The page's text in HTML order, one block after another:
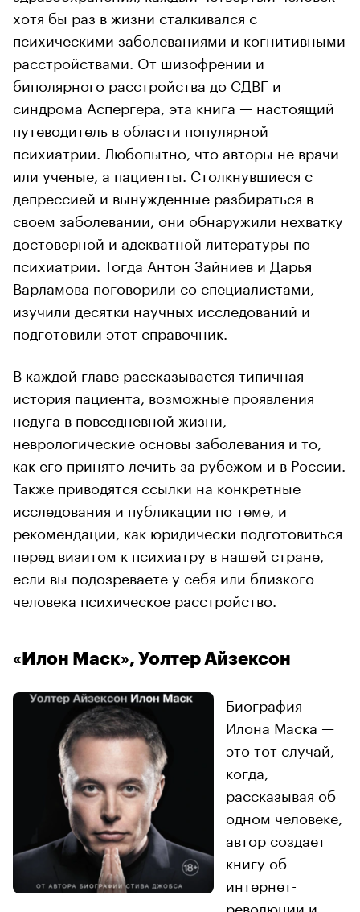
хотя бы раз в жизни сталкивался с
психическими заболеваниями и когнитивными
расстройствами. От шизофрении и
биполярного расстройства до СДВГ и
синдрома Аспергера, эта книга — настоящий
путеводитель в области популярной
психиатрии. Любопытно, что авторы не врачи
или ученые, а пациенты. Столкнувшиеся с
депрессией и вынужденные разбираться в
своем заболевании, они обнаружили нехватку
достоверной и адекватной литературы по
психиатрии. Тогда Антон Зайниев и Дарья
Варламова поговорили со специалистами,
изучили десятки научных исследований и
подготовили этот справочник.
В каждой главе рассказывается типичная
история пациента, возможные проявления
недуга в повседневной жизни,
неврологические основы заболевания и то,
как его принято лечить за рубежом и в России.
Также приводятся ссылки на конкретные
исследования и публикации по теме, и
рекомендации, как юридически подготовиться
перед визитом к психиатру в нашей стране,
если вы подозреваете у себя или близкого
человека психическое расстройство.
«Илон Маск», Уолтер Айзексон
Биография
Илона Маска —
это тот случай,
когда,
рассказывая об
одном человеке,
автор создает
книгу об
интернет-
революции и